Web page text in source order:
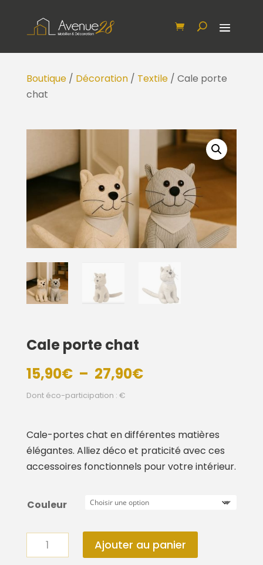
Boutique/ Décoration/ Textile/ Cale porte
chat
Cale porte chat
15,90€ – 27,90€Plage
à
27,90€
Dont éco-participation : €
Cale-portes chat en différentes matières
élégantes. Alliez déco et praticité avec ces
accessoires fonctionnels pour votre intérieur.
Couleur
quantité
de
Ajouter au panier